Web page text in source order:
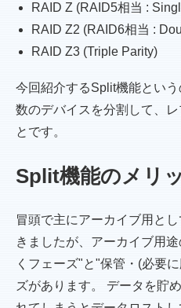
RAID Z (RAID5相当 :
RAID Z2 (RAID6相当 :
RAID Z3 (Triple Parity)
今回紹介するSplit機能とい
数のデバイスを分割して、
とです。
Split機能のメリ
冒頭で主にアーカイブ用と
きましたが、アーカイブ用
くフェーズ"と"保管・(必要
ズがあります。 データを貯